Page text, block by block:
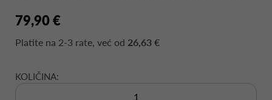
79,90 €
Platite na 2-3 rate, već od 26,63 €
KOLIČINA: